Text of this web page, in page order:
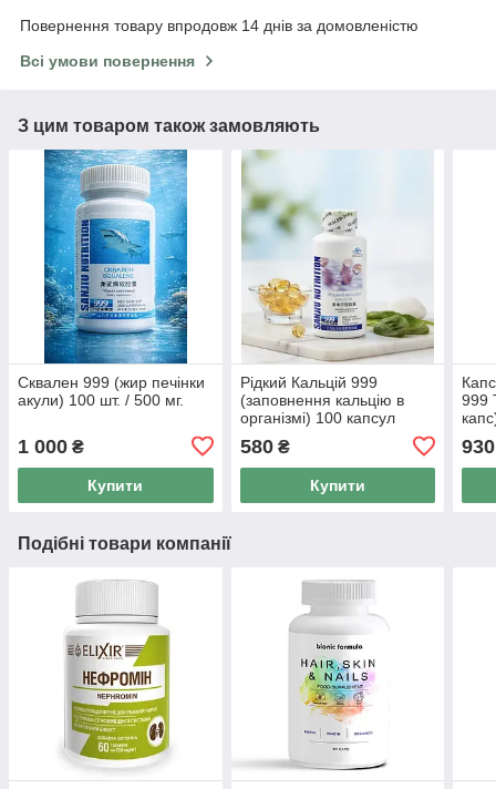
Повернення товару впродовж 14 днів за домовленістю
Всі умови повернення
З цим товаром також замовляють
Сквален 999 (жир печінки
акули) 100 шт. / 500 мг.
1 000 ₴
Купити
Рідкий Кальцій 999
(заповнення кальцію в
організмі) 100 капсул
580₴
Купити
999
930
Подібні товари компанії